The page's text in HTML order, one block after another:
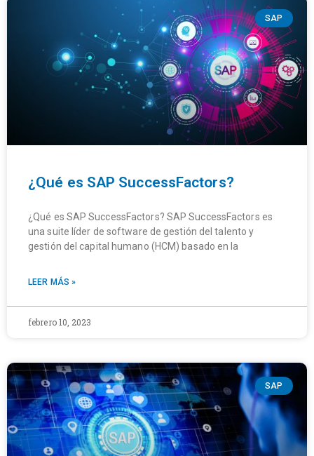
SAP
¿Qué es SAP SuccessFactors?
¿Qué es SAP SuccessFactors? SAP SuccessFactors es
una suite líder de software de gestión del talento y
gestión del capital humano (HCM) basado en la
LEER MÁS »
febrero 10, 2023
SAP